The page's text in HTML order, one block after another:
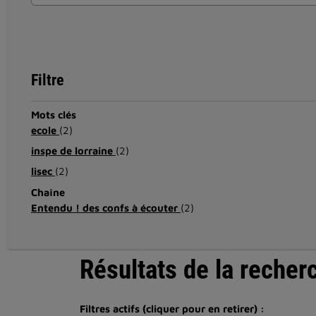
Filtre
Mots clés
ecole (2)
inspe de lorraine (2)
lisec (2)
Chaîne
Entendu ! des confs à écouter (2)
Résultats de la
Filtres actifs (cliquer pour en retirer) :